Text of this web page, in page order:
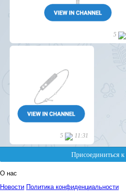
О нас
Новости Политика конфиденциальности